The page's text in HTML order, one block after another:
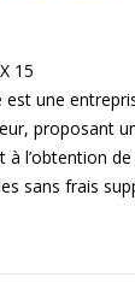
15
est une
proposant
à l’obtention
sans frais